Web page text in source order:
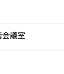
議室